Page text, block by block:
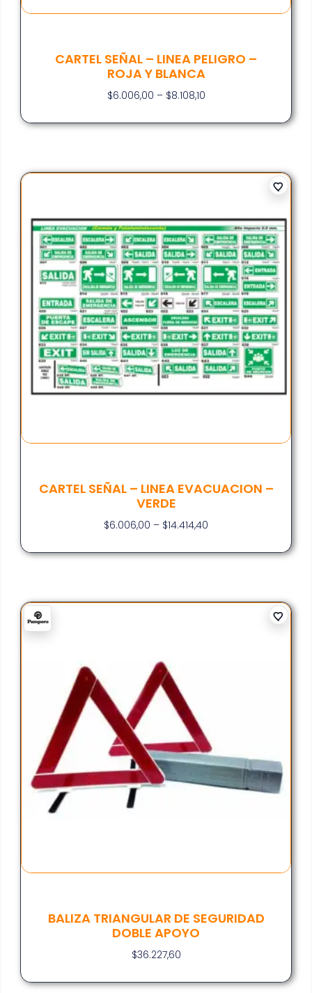
CARTEL SEÑAL – LINEA PELIGRO –
ROJA Y BLANCA
$6.006,00 – $8.108,10
CARTEL SEÑAL – LINEA EVACUACION –
VERDE
$6.006,00 – $14.414,40
BALIZA TRIANGULAR DE SEGURIDAD
DOBLE APOYO
$36.227,60